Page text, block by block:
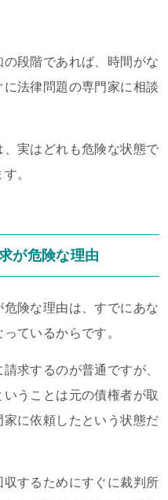
段階であれば、時間がな
法律問題の専門家に相談
実はどれも危険な状態で
。
が危険な理由
険な理由は、すでにあな
ているからです。
求するのが普通ですが、
うことは元の債権者が取
に依頼したという状態だ
するためにすぐに裁判所